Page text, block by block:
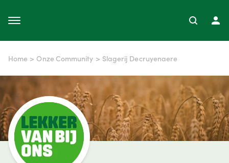
Home > Onze Community > Slagerij Decruyenaere